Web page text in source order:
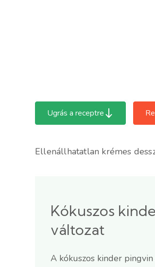
Ugrás a receptre
Ellenállhatatlan krémes
Kókuszos
változat
A kókuszos kinder